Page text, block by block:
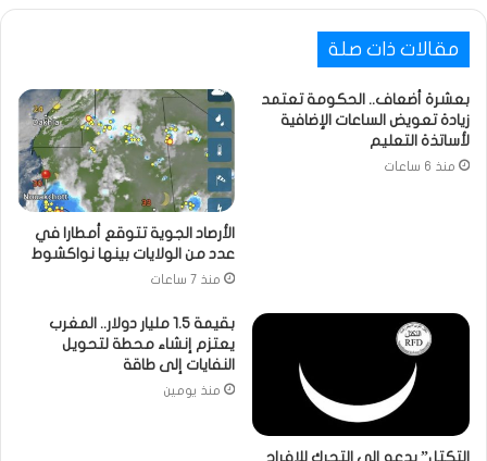
مقالات ذات صلة
بعشرة أضعاف.. الحكومة تعتمد
زيادة تعويض الساعات الإضافية
لأساتذة التعليم
منذ 6 ساعات
الأرصاد الجوية تتوقع أمطارا في
عدد من الولايات بينها نواكشوط
منذ 7 ساعات
التكتل” يدعو إلى التحرك للإفراج
بقيمة 1.5 مليار دولار.. المغرب
يعتزم إنشاء محطة لتحويل
النفايات إلى طاقة
منذ يومين